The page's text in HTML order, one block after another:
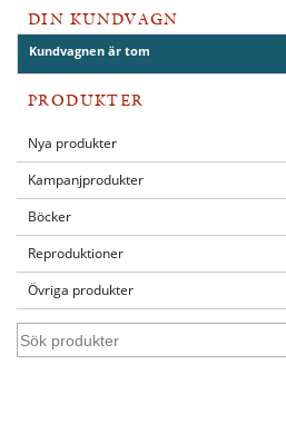
DIN KUNDVAGN
Kundvagnen är tom
PRODUKTER
Nya produkter
Kampanjprodukter
Böcker
Reproduktioner
Övriga produkter